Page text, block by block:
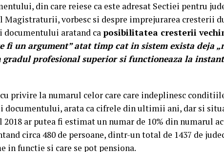
din care reiese ca este adresat Sectiei pentru
vorbesc si despre imprejurarea cresterii
documentului aratand ca posibilitatea cresterii
fi un argument” atat timp cat in sistem exista deja
profesional superior si functioneaza la
privire la numarul celor care care indeplinesc
documentului, arata ca cifrele din ultimii ani, dar si
ar putea fi estimat un numar de 10% din numarul
circa 480 de persoane, dintr-un total de 1437 de
in functie si care se pot pensiona.